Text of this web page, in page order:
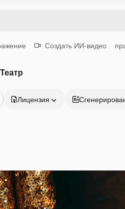
Создать ИИ-видео
Лицензия